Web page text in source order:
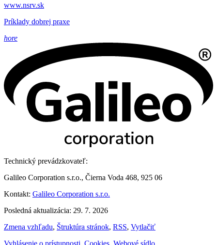
www.nsrv.sk
Príklady dobrej praxe
hore
Technický prevádzkovateľ:
Galileo Corporation s.r.o., Čierna Voda 468, 925 06
Kontakt: Galileo Corporation s.r.o.
Posledná aktualizácia: 29. 7. 2026
Zmena vzhľadu, Štruktúra stránok, RSS, Vytlačiť
Vyhlásenie o prístupnosti Cookies Webové sídlo